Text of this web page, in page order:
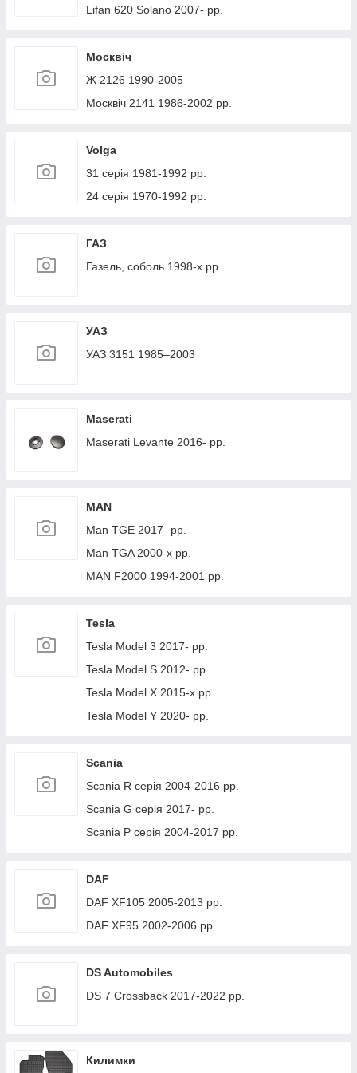
Lifan 620 Solano 2007- рр.
Москвіч
Ж 2126 1990-2005
Москвіч 2141 1986-2002 рр.
Volga
31 серія 1981-1992 рр.
24 серія 1970-1992 рр.
ГАЗ
Газель, соболь 1998-х рр.
УАЗ
УАЗ 3151 1985–2003
Maserati
Maserati Levante 2016- рр.
MAN
Man TGE 2017- рр.
Man TGA 2000-х рр.
MAN F2000 1994-2001 рр.
Tesla
Tesla Model 3 2017- рр.
Tesla Model S 2012- рр.
Tesla Model X 2015-х рр.
Tesla Model Y 2020- рр.
Scania
Scania R серія 2004-2016 рр.
Scania G серія 2017- рр.
Scania P серія 2004-2017 рр.
DAF
DAF XF105 2005-2013 рр.
DAF XF95 2002-2006 рр.
DS Automobiles
DS 7 Crossback 2017-2022 рр.
Килимки